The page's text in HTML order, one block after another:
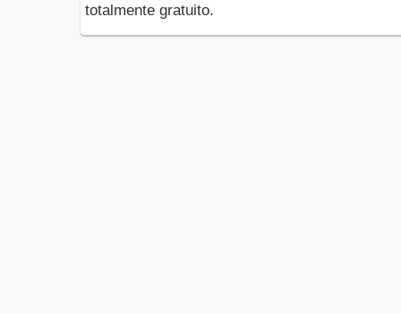
totalmente gratuito.